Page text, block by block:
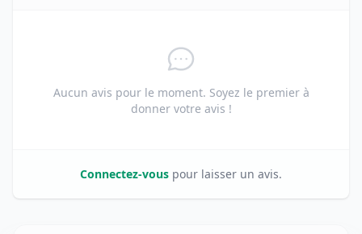
Aucun avis pour le moment. Soyez le premier à
donner votre avis !
Connectez-vous pour laisser un avis.